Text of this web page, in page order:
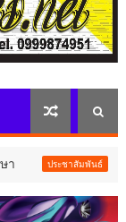
ประชาสัมพันธ์